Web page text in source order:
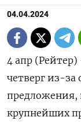
04.04.2024
4 апр
четверг из-за
крупнейших